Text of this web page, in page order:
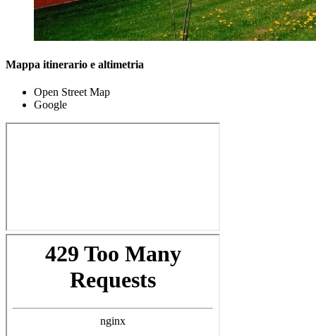
Mappa itinerario e altimetria
Open Street Map
Google